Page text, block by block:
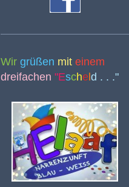
Wir grüßen mit einem
dreifachen "Escheld . . ."